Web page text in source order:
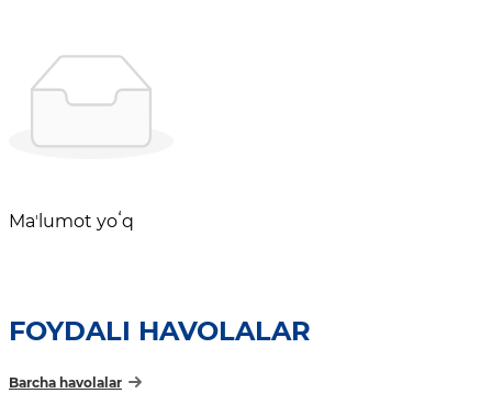
Maʼlumot yoʻq
FOYDALI HAVOLALAR
Barcha havolalar